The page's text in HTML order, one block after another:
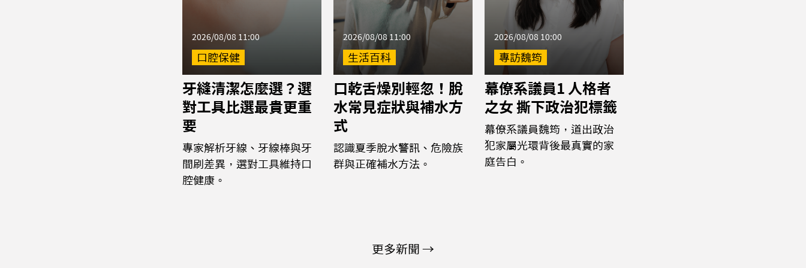
2026/08/08 11:00
口腔保健
牙縫清潔怎麼選？選
對工具比選最貴更重
要
專家解析牙線、牙線棒與牙
間刷差異，選對工具維持口
腔健康。
2026/08/08 11:00
生活百科
口乾舌燥別輕忽！脫
水常見症狀與補水方
式
認識夏季脫水警訊、危險族
群與正確補水方法。
2026/08/08 10:00
專訪魏筠
幕僚系議員1 人格者
之女 撕下政治犯標籤
幕僚系議員魏筠，道出政治
犯家屬光環背後最真實的家
庭告白。
更多新聞 →